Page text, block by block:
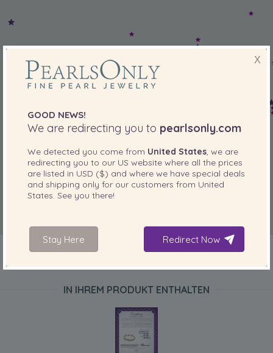
IN IHREM PRODUKT ENTHALTEN
X
GOOD NEWS!
We are redirecting you to pearlsonly.com
We detected you come from United States, we are
redirecting you to our US website where all the prices
are listed in USD ($) and where we have special deals
and shipping only for our customers from United
States. See you there!
Stay Here Redirect Now